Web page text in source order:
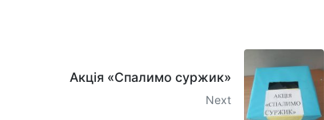
Акція «Спалимо суржик»
Next